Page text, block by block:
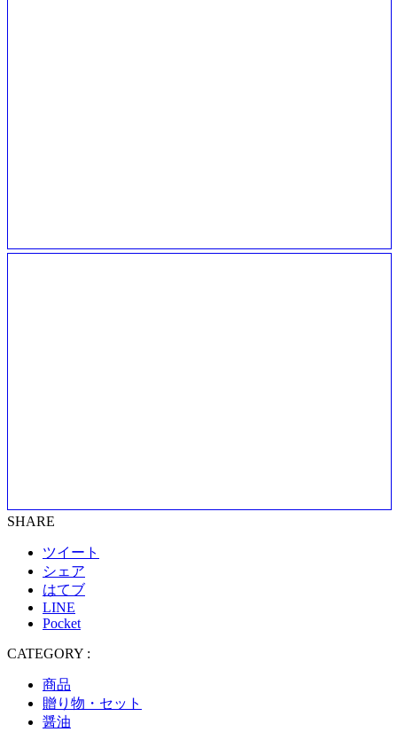
SHARE
ツイート
シェア
はてブ
LINE
Pocket
CATEGORY :
商品
贈り物・セット
醤油